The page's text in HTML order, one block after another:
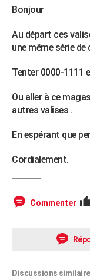
Bricolage
Lifestyle
Culture
Sport
Auto
Television
Voyage
Cinema
Bonjour
Au départ ces
une même série
Tenter 0000-1111
Ou aller à ce
autres valises .
En espérant que
Cordialement.
Commenter
Discussions